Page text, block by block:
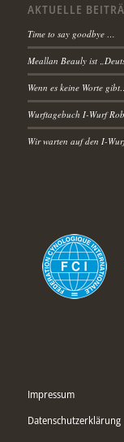
AKTUELLE
Time to say goodbye …
Meallan Beauly ist
Wenn es keine Worte gibt….
Wurftagebuch I-Wurf
Wir warten auf den I-
Impressum
Datenschutzerklärung